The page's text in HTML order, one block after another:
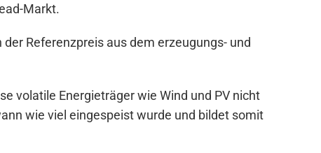
Markt.
Referenzpreis aus dem erzeugungs- und
volatile Energieträger wie Wind und PV nicht
wie viel eingespeist wurde und bildet somit